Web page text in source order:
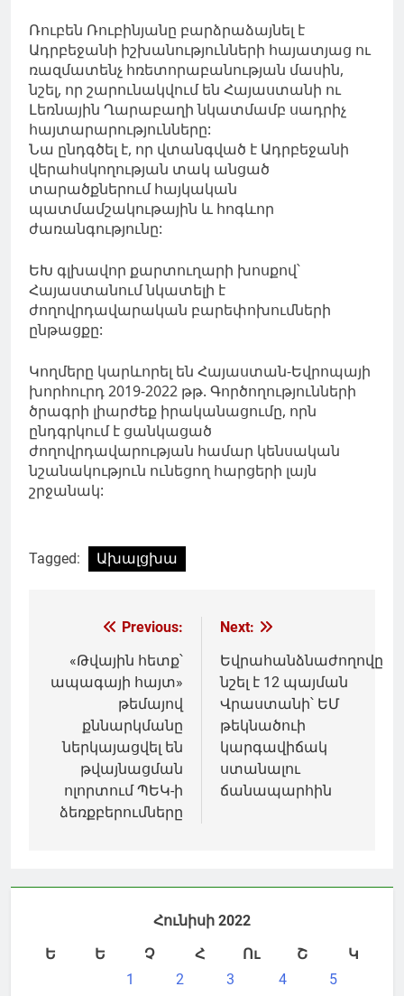
Ռուբեն Ռուբինյանը բարձրաձայնել է
Ադրբեջանի իշխանությունների հայատյաց ու
ռազմատենչ հռետորաբանության մասին,
նշել, որ շարունակվում են Հայաստանի ու
Լեռնային Ղարաբաղի նկատմամբ սադրիչ
հայտարարությունները:
Նա ընդգծել է, որ վտանգված է Ադրբեջանի
վերահսկողության տակ անցած
տարածքներում հայկական
պատմամշակութային և հոգևոր
ժառանգությունը:
ԵԽ գլխավոր քարտուղարի խոսքով՝
Հայաստանում նկատելի է
ժողովրդավարական բարեփոխումների
ընթացքը:
Կողմերը կարևորել են Հայաստան-Եվրոպայի
խորհուրդ 2019-2022 թթ. Գործողությունների
ծրագրի լիարժեք իրականացումը, որն
ընդգրկում է ցանկացած
ժողովրդավարության համար կենսական
նշանակություն ունեցող հարցերի լայն
շրջանակ:
Tagged: Ախալցխա
Գրառումների
նավարկումը
Previous:
«Թվային հետք՝
ապագայի հայտ»
թեմայով
քննարկմանը
ներկայացվել են
թվայնացման
ոլորտում ՊԵԿ-ի
ձեռքբերումները
Next:
Եվրահանձնաժողովը
նշել է 12 պայման
Վրաստանի՝ ԵՄ
թեկնածուի
կարգավիճակ
ստանալու
ճանապարհին
Հունիսի 2022
Ե
Ե Չ Հ Ու Շ
Կ
1
2 3 4 5